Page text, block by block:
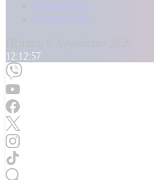
Καταγγελίες
Επικοινωνία
12:12:58